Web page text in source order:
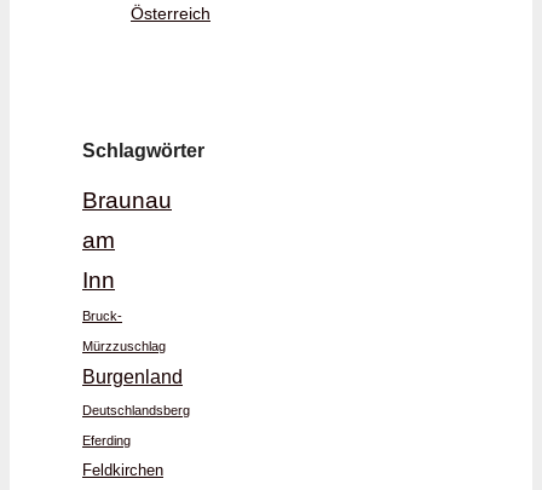
Österreich
Schlagwörter
Braunau
am
Inn
Bruck-
Mürzzuschlag
Burgenland
Deutschlandsberg
Eferding
Feldkirchen